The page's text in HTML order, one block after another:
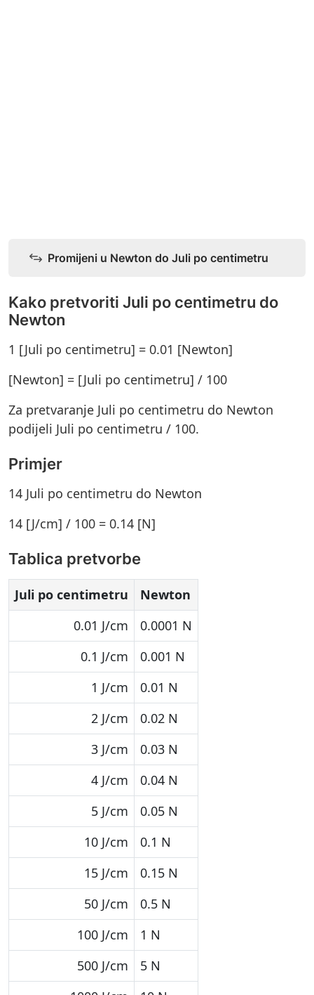
Promijeni u Newton do Juli po centimetru
Kako pretvoriti Juli po centimetru do
Newton
1 [Juli po centimetru] = 0.01 [Newton]
[Newton] = [Juli po centimetru] / 100
Za pretvaranje Juli po centimetru do Newton
podijeli Juli po centimetru / 100.
Primjer
14 Juli po centimetru do Newton
14 [J/cm] / 100 = 0.14 [N]
Tablica pretvorbe
Juli po centimetru
Newton
0.01 J/cm
0.0001 N
0.1 J/cm
0.001 N
1 J/cm
0.01 N
2 J/cm
0.02 N
3 J/cm
0.03 N
4 J/cm
0.04 N
5 J/cm
0.05 N
10 J/cm
0.1 N
15 J/cm
0.15 N
50 J/cm
0.5 N
100 J/cm
1 N
500 J/cm
5 N